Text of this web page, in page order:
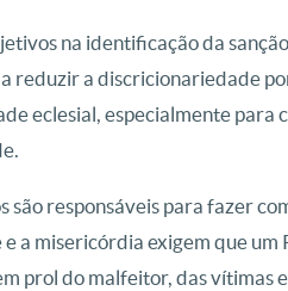
na identificação da
reduzir a discricionariedade
eclesial, especialmente para
são responsáveis para fazer
a misericórdia exigem que
prol do malfeitor, das vítimas